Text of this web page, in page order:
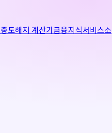
중도해지 계산기금융지식서비스소